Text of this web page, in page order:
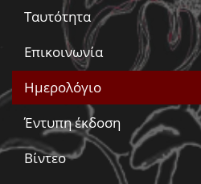
Ταυτότητα
Επικοινωνία
Ημερολόγιο
Έντυπη έκδοση
Βίντεο